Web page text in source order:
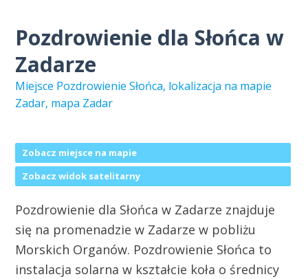
Pozdrowienie dla Słońca w
Zadarze
Miejsce Pozdrowienie Słońca, lokalizacja na mapie
Zadar, mapa Zadar
Zobacz miejsce na mapie
Zobacz widok satelitarny
Pozdrowienie dla Słońca w Zadarze znajduje
się na promenadzie w Zadarze w pobliżu
Morskich Organów. Pozdrowienie Słońca to
instalacja solarna w kształcie koła o średnicy